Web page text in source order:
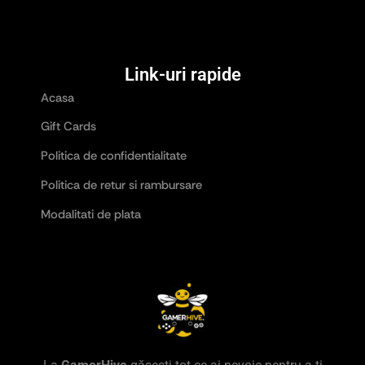
Link-uri rapide
Acasa
Gift Cards
Politica de confidentialitate
Politica de retur si rambursare
Modalitati de plata